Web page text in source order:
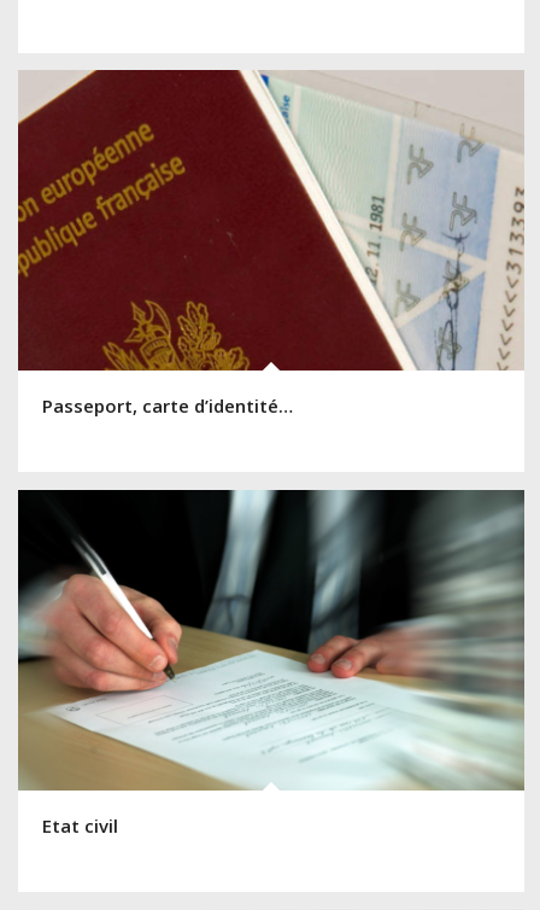
Passeport, carte d’identité…
Etat civil